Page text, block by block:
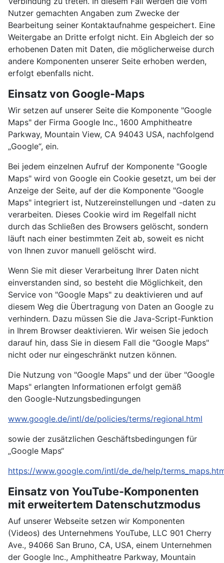
Nutzer gemachten Angaben zum Zwecke der
Bearbeitung seiner Kontaktaufnahme gespeichert. Eine
Weitergabe an Dritte erfolgt nicht. Ein Abgleich der so
erhobenen Daten mit Daten, die möglicherweise durch
andere Komponenten unserer Seite erhoben werden,
erfolgt ebenfalls nicht.
Einsatz von Google-Maps
Wir setzen auf unserer Seite die Komponente "Google
Maps" der Firma Google Inc., 1600 Amphitheatre
Parkway, Mountain View, CA 94043 USA, nachfolgend
„Google“, ein.
Bei jedem einzelnen Aufruf der Komponente "Google
Maps" wird von Google ein Cookie gesetzt, um bei der
Anzeige der Seite, auf der die Komponente "Google
Maps" integriert ist, Nutzereinstellungen und -daten zu
verarbeiten. Dieses Cookie wird im Regelfall nicht
durch das Schließen des Browsers gelöscht, sondern
läuft nach einer bestimmten Zeit ab, soweit es nicht
von Ihnen zuvor manuell gelöscht wird.
Wenn Sie mit dieser Verarbeitung Ihrer Daten nicht
einverstanden sind, so besteht die Möglichkeit, den
Service von "Google Maps" zu deaktivieren und auf
diesem Weg die Übertragung von Daten an Google zu
verhindern. Dazu müssen Sie die Java-Script-Funktion
in Ihrem Browser deaktivieren. Wir weisen Sie jedoch
darauf hin, dass Sie in diesem Fall die "Google Maps"
nicht oder nur eingeschränkt nutzen können.
Die Nutzung von "Google Maps" und der über "Google
Maps" erlangten Informationen erfolgt gemäß
den Google-Nutzungsbedingungen
www.google.de/intl/de/policies/terms/regional.html
sowie der zusätzlichen Geschäftsbedingungen für
„Google Maps“
https://www.google.com/intl/de_de/help/
Einsatz von YouTube-Komponenten
mit erweitertem Datenschutzmodus
Auf unserer Webseite setzen wir Komponenten
(Videos) des Unternehmens YouTube, LLC 901 Cherry
Ave., 94066 San Bruno, CA, USA, einem Unternehmen
der Google Inc., Amphitheatre Parkway, Mountain